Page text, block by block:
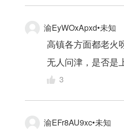
渝EyWOxApxd•未知
高镇各方面都老火
无人问津，是否是
3
渝EFr8AU9xc•未知